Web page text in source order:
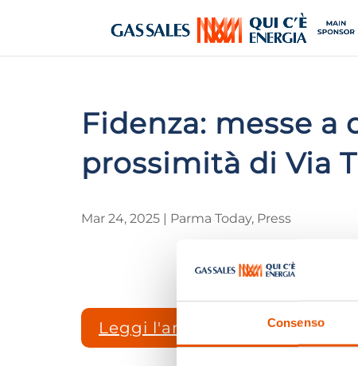
Consenso
Fidenza: messe
prossimità di Via
Mar 24, 2025 | Parma Today, Press
Leggi l'articolo completo